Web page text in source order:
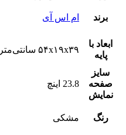
برند ام اس آی
ابعاد با
پایه
۵۴x۱۹x۳۹ سانتی‌متر
سایز
صفحه
نمایش
23.8 اینچ
رنگ مشکی